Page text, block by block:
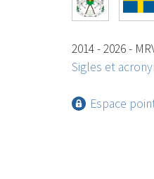
2014 - 2026 -
Sigles et
Espace